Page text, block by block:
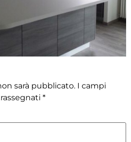
sarà pubblicato. I campi
*